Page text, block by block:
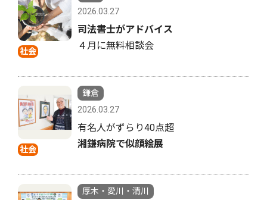
社会
2026.03.27
司法書士がアドバイス
４月に無料相談会
社会
鎌倉
2026.03.27
有名人がずらり40点超
湘鎌病院で似顔絵展
厚木・愛川・清川